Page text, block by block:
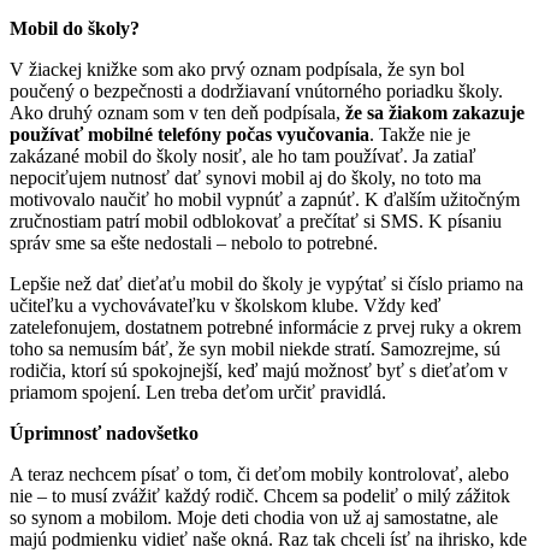
Mobil do školy?
V žiackej knižke som ako prvý oznam podpísala, že syn bol
poučený o bezpečnosti a dodržiavaní vnútorného poriadku školy.
Ako druhý oznam som v ten deň podpísala, že sa žiakom zakazuje
používať mobilné telefóny počas vyučovania. Takže nie je
zakázané mobil do školy nosiť, ale ho tam používať. Ja zatiaľ
nepociťujem nutnosť dať synovi mobil aj do školy, no toto ma
motivovalo naučiť ho mobil vypnúť a zapnúť. K ďalším užitočným
zručnostiam patrí mobil odblokovať a prečítať si SMS. K písaniu
správ sme sa ešte nedostali – nebolo to potrebné.
Lepšie než dať dieťaťu mobil do školy je vypýtať si číslo priamo na
učiteľku a vychovávateľku v školskom klube. Vždy keď
zatelefonujem, dostatnem potrebné informácie z prvej ruky a okrem
toho sa nemusím báť, že syn mobil niekde stratí. Samozrejme, sú
rodičia, ktorí sú spokojnejší, keď majú možnosť byť s dieťaťom v
priamom spojení. Len treba deťom určiť pravidlá.
Úprimnosť nadovšetko
A teraz nechcem písať o tom, či deťom mobily kontrolovať, alebo
nie – to musí zvážiť každý rodič. Chcem sa podeliť o milý zážitok
so synom a mobilom. Moje deti chodia von už aj samostatne, ale
majú podmienku vidieť naše okná. Raz tak chceli ísť na ihrisko, kde